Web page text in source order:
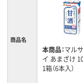
商品名
本商品：マル
イ あまざけ
1箱（6本入）